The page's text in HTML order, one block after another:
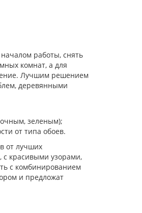
работы, снять
комнат, а для
Лучшим решением
деревянными
зеленым);
от типа обоев.
от лучших
с красивыми узорами,
с комбинированием
и предложат